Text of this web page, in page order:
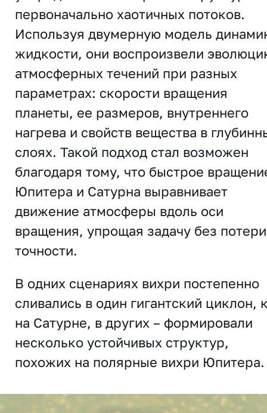
первоначально хаотичных потоков.
Используя двумерную модель
жидкости, они воспроизвели
атмосферных течений при разных
параметрах: скорости вращения
планеты, ее размеров, внутреннего
нагрева и свойств вещества в
слоях. Такой подход стал возможен
благодаря тому, что быстрое
Юпитера и Сатурна выравнивает
движение атмосферы вдоль оси
вращения, упрощая задачу без потери
точности.
В одних сценариях вихри постепенно
сливались в один гигантский циклон,
на Сатурне, в других – формировали
несколько устойчивых структур,
похожих на полярные вихри Юпитера.